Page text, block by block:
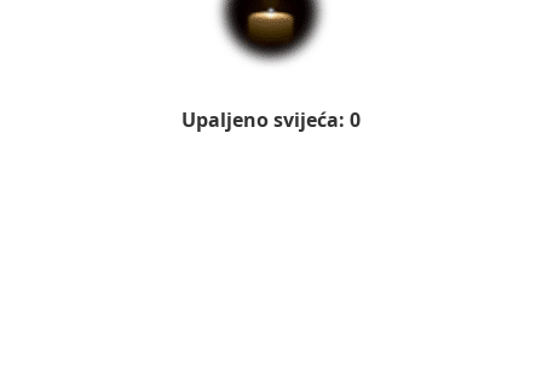
Upaljeno svijeća: 0